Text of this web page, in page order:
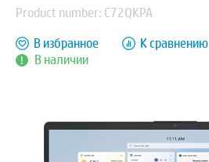
Product number: C72QKPA
В наличии
В избранное К сравнению